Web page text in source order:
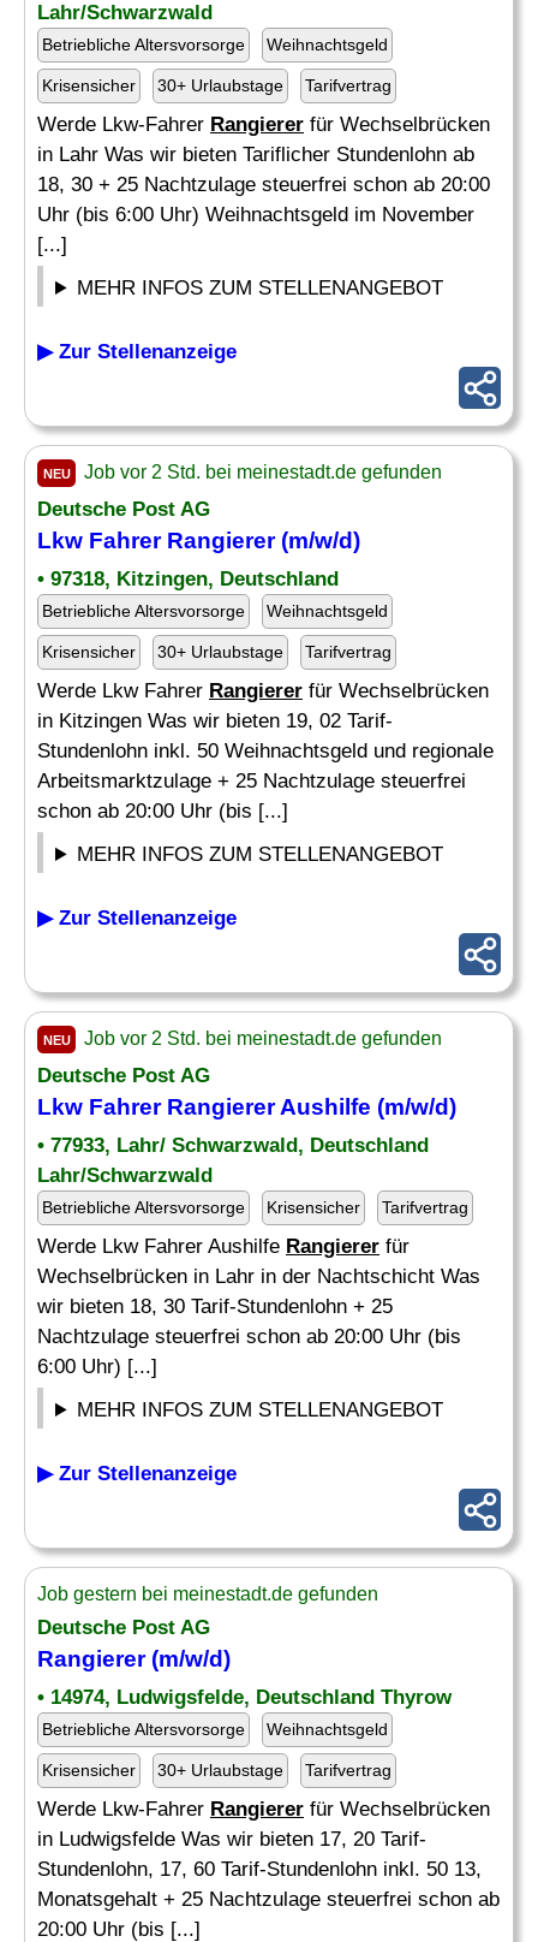
Lahr/Schwarzwald
Betriebliche Altersvorsorge Weihnachtsgeld
Krisensicher 30+ Urlaubstage Tarifvertrag
Werde Lkw-Fahrer Rangierer für Wechselbrücken
in Lahr Was wir bieten Tariflicher Stundenlohn ab
18, 30 + 25 Nachtzulage steuerfrei schon ab 20:00
Uhr (bis 6:00 Uhr) Weihnachtsgeld im November
[...]
MEHR INFOS ZUM STELLENANGEBOT
▶ Zur Stellenanzeige
NEU Job vor 2 Std. bei meinestadt.de gefunden
Deutsche Post AG
Lkw Fahrer Rangierer(m/w/d)
• 97318, Kitzingen, Deutschland
Betriebliche Altersvorsorge Weihnachtsgeld
Krisensicher 30+ Urlaubstage Tarifvertrag
Werde Lkw Fahrer Rangierer für Wechselbrücken
in Kitzingen Was wir bieten 19, 02 Tarif-
Stundenlohn inkl. 50 Weihnachtsgeld und regionale
Arbeitsmarktzulage + 25 Nachtzulage steuerfrei
schon ab 20:00 Uhr (bis [...]
MEHR INFOS ZUM STELLENANGEBOT
▶ Zur Stellenanzeige
NEU Job vor 2 Std. bei meinestadt.de gefunden
Deutsche Post AG
Lkw Fahrer RangiererAushilfe (m/w/d)
• 77933, Lahr/ Schwarzwald, Deutschland
Lahr/Schwarzwald
Betriebliche Altersvorsorge Krisensicher Tarifvertrag
Werde Lkw Fahrer Aushilfe Rangierer für
Wechselbrücken in Lahr in der Nachtschicht Was
wir bieten 18, 30 Tarif-Stundenlohn + 25
Nachtzulage steuerfrei schon ab 20:00 Uhr (bis
6:00 Uhr) [...]
MEHR INFOS ZUM STELLENANGEBOT
▶ Zur Stellenanzeige
Job gestern bei meinestadt.de gefunden
Deutsche Post AG
Rangierer(m/w/d)
• 14974, Ludwigsfelde, Deutschland Thyrow
Betriebliche Altersvorsorge Weihnachtsgeld
Krisensicher 30+ Urlaubstage Tarifvertrag
Werde Lkw-Fahrer Rangierer für Wechselbrücken
in Ludwigsfelde Was wir bieten 17, 20 Tarif-
Stundenlohn, 17, 60 Tarif-Stundenlohn inkl. 50 13,
Monatsgehalt + 25 Nachtzulage steuerfrei schon ab
20:00 Uhr (bis [...]